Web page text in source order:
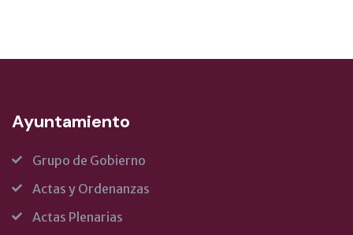
Ayuntamiento
Grupo de Gobierno
Actas y Ordenanzas
Actas Plenarias